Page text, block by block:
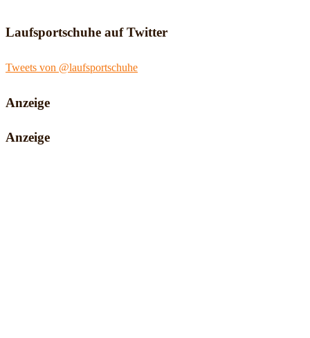
Laufsportschuhe auf Twitter
Tweets von @laufsportschuhe
Anzeige
Anzeige